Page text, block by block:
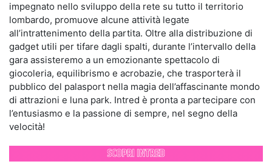
impegnato nello sviluppo della rete su tutto il territorio
lombardo, promuove alcune attività legate
all’intrattenimento della partita. Oltre alla distribuzione di
gadget utili per tifare dagli spalti, durante l’intervallo della
gara assisteremo a un emozionante spettacolo di
giocoleria, equilibrismo e acrobazie, che trasporterà il
pubblico del palasport nella magia dell’affascinante mondo
di attrazioni e luna park. Intred è pronta a partecipare con
l’entusiasmo e la passione di sempre, nel segno della
velocità!